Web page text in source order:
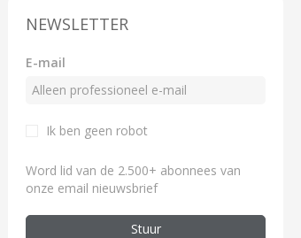
NEWSLETTER
E-mail
Ik ben geen robot
Word lid van de 2.500+ abonnees van
onze email nieuwsbrief
Stuur